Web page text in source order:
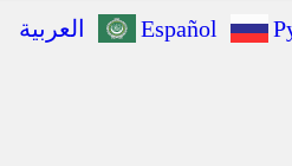
Español
العربية